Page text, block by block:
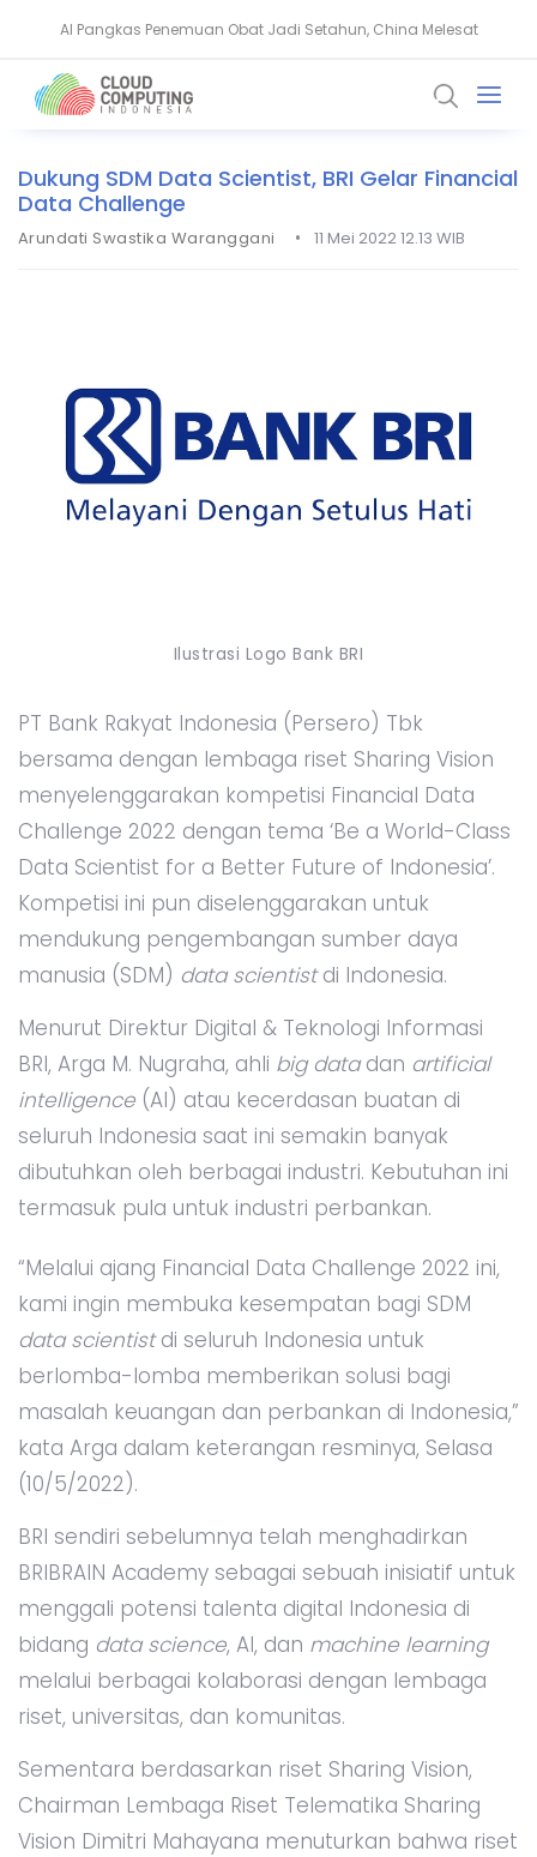
AI Pangkas Penemuan Obat Jadi Setahun, China Melesat
BeyondTrust Ungkap Bahaya Privileged Access bagi Perusahaan
Dukung SDM Data Scientist, BRI Gelar Financial
Data Challenge
Arundati Swastika Waranggani • 11 Mei 2022 12.13 WIB
Ilustrasi Logo Bank BRI
PT Bank Rakyat Indonesia (Persero) Tbk
bersama dengan lembaga riset Sharing Vision
menyelenggarakan kompetisi Financial Data
Challenge 2022 dengan tema ‘Be a World-Class
Data Scientist for a Better Future of Indonesia’.
Kompetisi ini pun diselenggarakan untuk
mendukung pengembangan sumber daya
manusia (SDM) data scientistdi Indonesia.
Menurut Direktur Digital & Teknologi Informasi
BRI, Arga M. Nugraha, ahli big datadan artificial
intelligence (AI) atau kecerdasan buatan di
seluruh Indonesia saat ini semakin banyak
dibutuhkan oleh berbagai industri. Kebutuhan ini
termasuk pula untuk industri perbankan.
“Melalui ajang Financial Data Challenge 2022 ini,
kami ingin membuka kesempatan bagi SDM
data scientistdi seluruh Indonesia untuk
berlomba-lomba memberikan solusi bagi
masalah keuangan dan perbankan di Indonesia,”
kata Arga dalam keterangan resminya, Selasa
(10/5/2022).
BRI sendiri sebelumnya telah menghadirkan
BRIBRAIN Academy sebagai sebuah inisiatif untuk
menggali potensi talenta digital Indonesia di
bidang data science, AI, dan machine learning
melalui berbagai kolaborasi dengan lembaga
riset, universitas, dan komunitas.
Sementara berdasarkan riset Sharing Vision,
Chairman Lembaga Riset Telematika Sharing
Vision Dimitri Mahayana menuturkan bahwa riset